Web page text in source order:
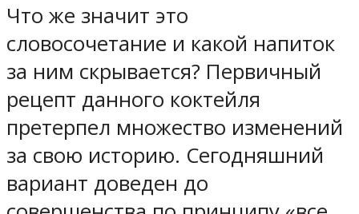
Что же значит это
словосочетание и какой напиток
за ним скрывается? Первичный
рецепт данного коктейля
претерпел множество изменений
за свою историю. Сегодняшний
вариант доведен до